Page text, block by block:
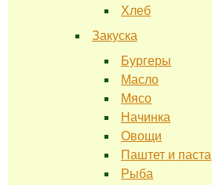
Хлеб
Закуска
Бургеры
Масло
Мясо
Начинка
Овощи
Паштет и паста
Рыба